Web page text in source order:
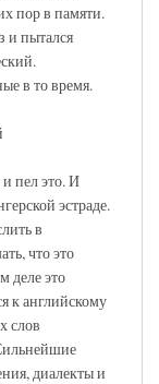
пор в памяти.
и пытался
в то время.
пел это. И
эстраде.
в
что это
деле это
к английскому
слов
диалекты и